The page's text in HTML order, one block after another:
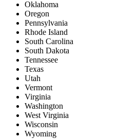
Oklahoma
Oregon
Pennsylvania
Rhode Island
South Carolina
South Dakota
Tennessee
Texas
Utah
Vermont
Virginia
Washington
West Virginia
Wisconsin
Wyoming